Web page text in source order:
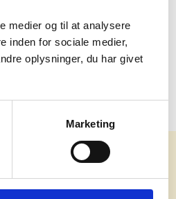
medier og til at analysere
inden for sociale medier,
oplysninger, du har givet
Marketing